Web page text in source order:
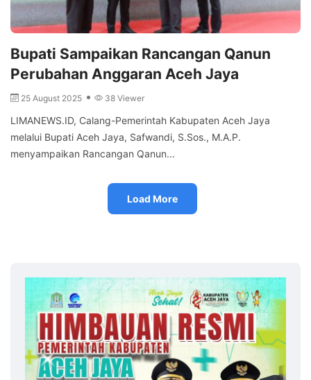
Bupati Sampaikan Rancangan Qanun
Perubahan Anggaran Aceh Jaya
25 August 2025 38 Viewer
LIMANEWS.ID, Calang-Pemerintah Kabupaten Aceh Jaya
melalui Bupati Aceh Jaya, Safwandi, S.Sos., M.A.P.
menyampaikan Rancangan Qanun...
Load More